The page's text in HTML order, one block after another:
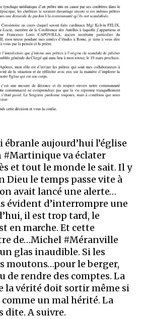
ébranle aujourd’hui l’église
#Martinique va éclater
et tout le monde le sait. Il y
Dieu le temps passe vite à
avait lancé une alerte…
évident d’interrompre une
il est trop tard, le
en marche. Et cette
de…Michel #Méranville
glas inaudible. Si les
moutons…pour le berger,
de rendre des comptes. La
la vérité doit sortir même si
un mal hérité. La
dite. A suivre.